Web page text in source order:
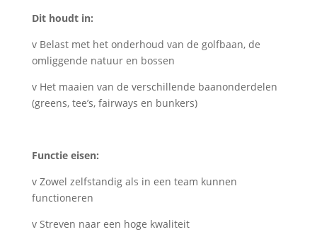
Dit houdt in:
v Belast met het onderhoud van de golfbaan, de
omliggende natuur en bossen
v Het maaien van de verschillende baanonderdelen
(greens, tee’s, fairways en bunkers)
Functie eisen:
v Zowel zelfstandig als in een team kunnen
functioneren
v Streven naar een hoge kwaliteit